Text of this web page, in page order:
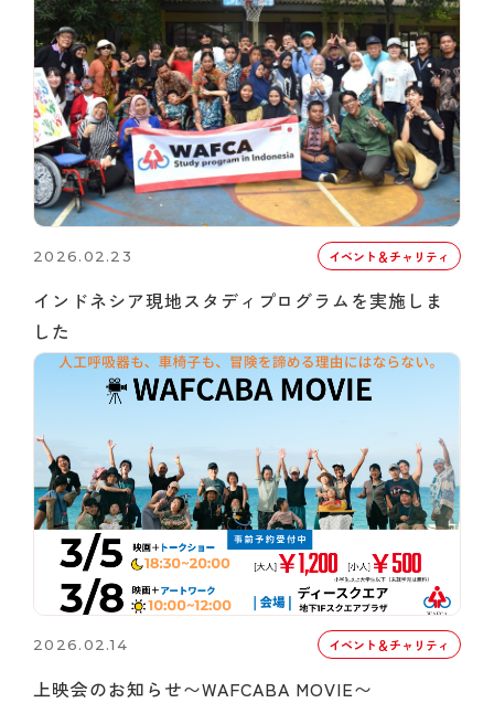
2026.02.23 イベント＆チャリティ
インドネシア現地スタディプログラムを実施しま
した
2026.02.14 イベント＆チャリティ
上映会のお知らせ〜WAFCABA MOVIE〜